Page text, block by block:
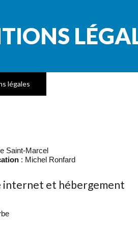
légales
Saint-Marcel
: Michel Ronfard
internet et hébergement